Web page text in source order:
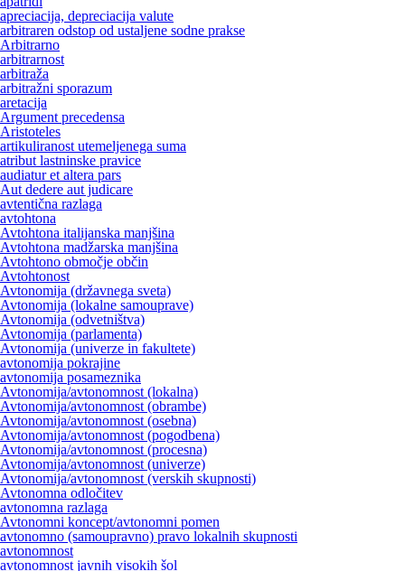
apreciacija, depreciacija valute
arbitraren odstop od ustaljene sodne prakse
Arbitrarno
arbitrarnost
arbitraža
arbitražni sporazum
aretacija
Argument precedensa
Aristoteles
artikuliranost utemeljenega suma
atribut lastninske pravice
audiatur et altera pars
Aut dedere aut judicare
avtentična razlaga
avtohtona
Avtohtona italijanska manjšina
Avtohtona madžarska manjšina
Avtohtono območje občin
Avtohtonost
Avtonomija (državnega sveta)
Avtonomija (lokalne samouprave)
Avtonomija (odvetništva)
Avtonomija (parlamenta)
Avtonomija (univerze in fakultete)
avtonomija pokrajine
avtonomija posameznika
Avtonomija/avtonomnost (lokalna)
Avtonomija/avtonomnost (obrambe)
Avtonomija/avtonomnost (osebna)
Avtonomija/avtonomnost (pogodbena)
Avtonomija/avtonomnost (procesna)
Avtonomija/avtonomnost (univerze)
Avtonomija/avtonomnost (verskih skupnosti)
Avtonomna odločitev
avtonomna razlaga
Avtonomni koncept/avtonomni pomen
avtonomno (samoupravno) pravo lokalnih skupnosti
avtonomnost
avtonomnost javnih visokih šol